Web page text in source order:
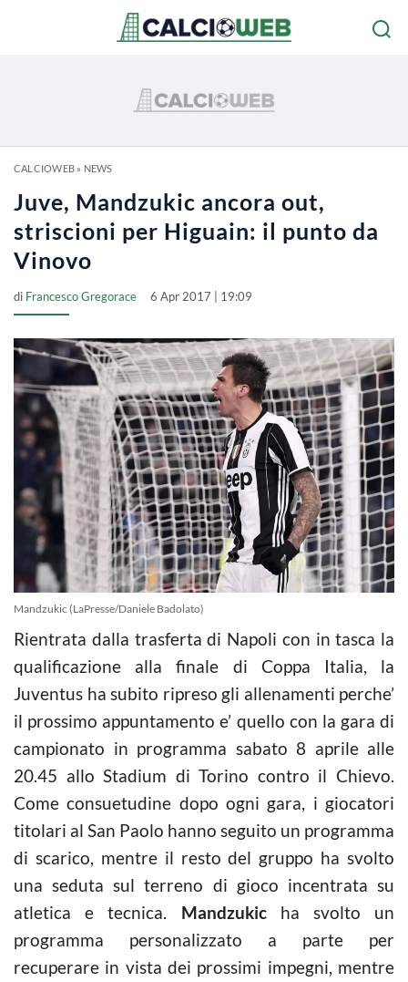
CALCIOWEB» NEWS
Juve, Mandzukic ancora out,
striscioni per Higuain: il punto da
Vinovo
di Francesco Gregorace 6 Apr 2017 | 19:09
Mandzukic (LaPresse/Daniele Badolato)
Rientrata dalla trasferta di Napoli con in tasca la
qualificazione alla finale di Coppa Italia, la
Juventus ha subito ripreso gli allenamenti perche’
il prossimo appuntamento e’ quello con la gara di
campionato in programma sabato 8 aprile alle
20.45 allo Stadium di Torino contro il Chievo.
Come consuetudine dopo ogni gara, i giocatori
titolari al San Paolo hanno seguito un programma
di scarico, mentre il resto del gruppo ha svolto
una seduta sul terreno di gioco incentrata su
atletica e tecnica. Mandzukicha svolto un
programma personalizzato a parte per
recuperare in vista dei prossimi impegni, mentre